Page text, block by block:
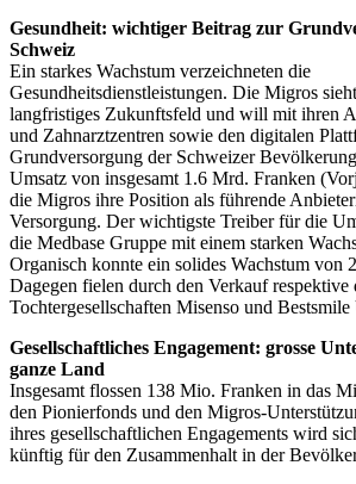
Gesundheit: wichtiger Beitrag zur
Schweiz
Ein starkes Wachstum verzeichneten die
Gesundheitsdienstleistungen. Die Migros
langfristiges Zukunftsfeld und will mit ihren
und Zahnarztzentren sowie den digitalen
Grundversorgung der Schweizer
Umsatz von insgesamt 1.6 Mrd. Franken
die Migros ihre Position als führende
Versorgung. Der wichtigste Treiber für die
die Medbase Gruppe mit einem starken
Organisch konnte ein solides Wachstum von
Dagegen fielen durch den Verkauf respektive
Tochtergesellschaften Misenso und
Gesellschaftliches Engagement: grosse
ganze Land
Insgesamt flossen 138 Mio. Franken in das
den Pionierfonds und den Migros-
ihres gesellschaftlichen Engagements wird
künftig für den Zusammenhalt in der